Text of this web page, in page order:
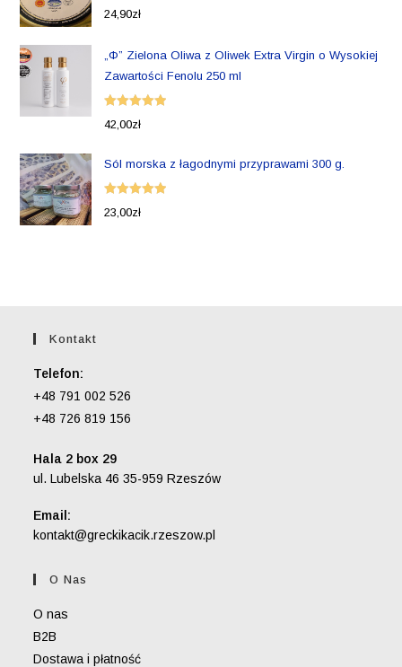
Oceniono
24,90zł
„Φ” Zielona Oliwa z Oliwek Extra Virgin o Wysokiej
Zawartości Fenolu 250 ml
Oceniono
42,00zł
Sól morska z łagodnymi przyprawami 300 g.
Oceniono
23,00zł
Kontakt
Telefon:
+48 791 002 526
+48 726 819 156
Hala 2 box 29
ul. Lubelska 46 35-959 Rzeszów
Email:
kontakt@greckikacik.rzeszow.pl
O Nas
O nas
B2B
Dostawa i płatność